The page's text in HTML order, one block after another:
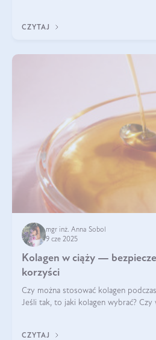
CZYTAJ
mgr inż. Anna Sobol
9 cze 2025
Kolagen w ciąży —
korzyści
Czy można stosować kolagen
Jeśli tak, to jaki kolagen wybrać?
CZYTAJ